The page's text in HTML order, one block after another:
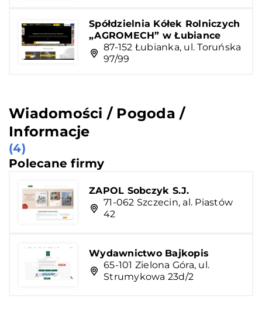
Spółdzielnia Kółek Rolniczych
„AGROMECH” w Łubiance
87-152 Łubianka, ul. Toruńska
97/99
Wiadomości / Pogoda /
Informacje
(4)
Polecane firmy
ZAPOL Sobczyk S.J.
71-062 Szczecin, al. Piastów
42
Wydawnictwo Bajkopis
65-101 Zielona Góra, ul.
Strumykowa 23d/2